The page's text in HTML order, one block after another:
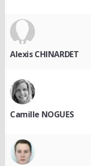
Alexis CHINARDET
Camille NOGUES